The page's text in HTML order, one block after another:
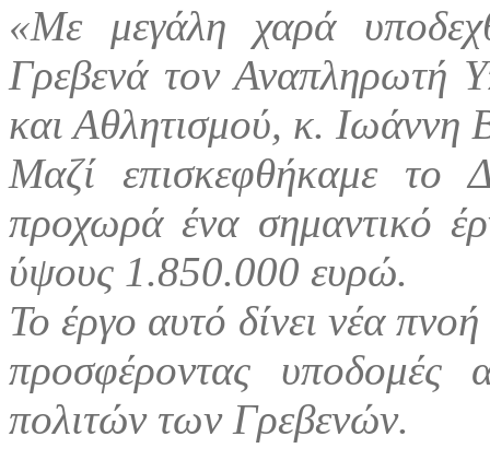
«Με μεγάλη χαρά
Γρεβενά τον Αναπληρωτή
και Αθλητισμού, κ. Ιωάννη
Μαζί επισκεφθήκαμε το
προχωρά ένα σημαντικό
ύψους 1.850.000 ευρώ.
Το έργο αυτό δίνει νέα
προσφέροντας υποδομές
πολιτών των Γρεβενών.